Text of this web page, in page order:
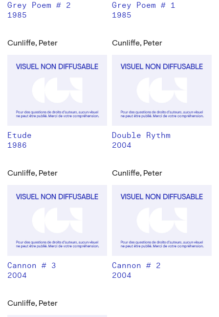
Grey Poem # 2
1985
Grey Poem # 1
1985
Cunliffe, Peter
Etude
1986
Cunliffe, Peter
Double Rythm
2004
Cunliffe, Peter
Cannon # 3
2004
Cunliffe, Peter
Cannon # 2
2004
Cunliffe, Peter